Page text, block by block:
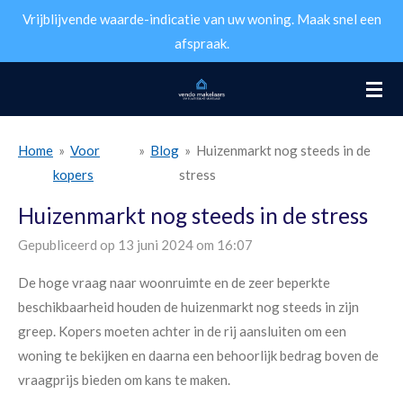
Ga
hoofdinhoud
Vrijblijvende waarde-indicatie van uw woning. Maak snel een
afspraak.
Home » Voor
kopers
» Blog » Huizenmarkt nog steeds in de
stress
Huizenmarkt nog steeds in de stress
Gepubliceerd op 13 juni 2024 om 16:07
De hoge vraag naar woonruimte en de zeer beperkte
beschikbaarheid houden de huizenmarkt nog steeds in zijn
greep. Kopers moeten achter in de rij aansluiten om een
woning te bekijken en daarna een behoorlijk bedrag boven de
vraagprijs bieden om kans te maken.